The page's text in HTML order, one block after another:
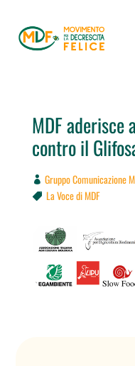
MDF aderisce
contro il
Gruppo Comunicazione
 La Voce di MDF